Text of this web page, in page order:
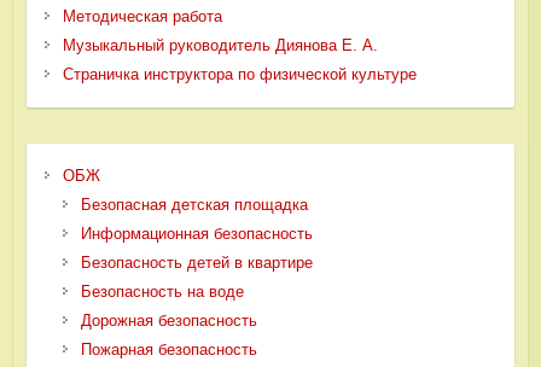
Методическая работа
Музыкальный руководитель Диянова Е. А.
Страничка инструктора по физической культуре
ОБЖ
Безопасная детская площадка
Информационная безопасность
Безопасность детей в квартире
Безопасность на воде
Дорожная безопасность
Пожарная безопасность